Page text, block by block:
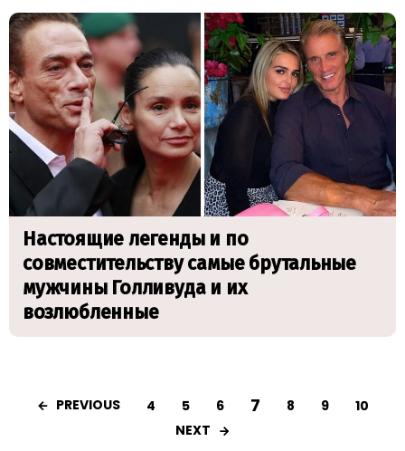
Настоящие легенды и по
совместительству самые брутальные
мужчины Голливуда и их
возлюбленные
PREVIOUS 4 5 6 7 8 9
10
NEXT